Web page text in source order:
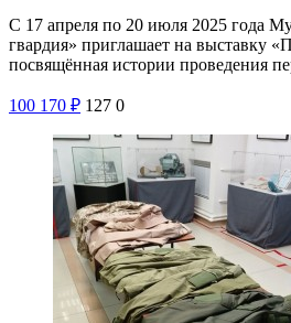
С 17 апреля по 20 июля 2025 года
гвардия» приглашает на выставку
посвящённая истории проведения
100 170 ₽ 127 0